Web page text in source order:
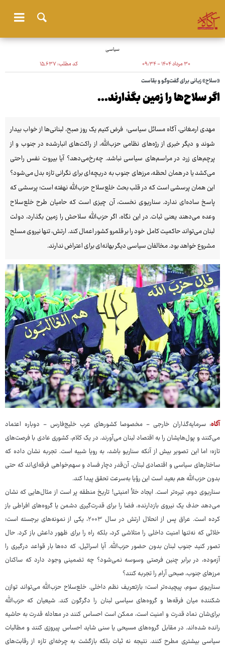
سیاسی
۳۰ مرداد ۱۴۰۴ - ۰۹:۳۴ کد مطلب:۱۵٬۶۳۷
«سلاح» زبانی برای گفت‌وگو و بقاست
اگر سلاح‌ها را زمین بگذارند...
مهدی ارمغانی، آگاه مسائل سیاسی: فرض کنیم یک روز صبح، لبنانی‌ها از خواب بیدار
شوند و دیگر خبری از رژه‌های نظامی حزب‌الله، از راکت‌های انبارشده در جنوب و از
پرچم‌های زرد در مراسم‌های سیاسی نباشد. چه‌رخ‌می‌دهد؟ آیا بیروت نفس راحتی
می‌کشد یا در همان لحظه، مرزهای جنوب به دریچه‌ای برای نگرانی تازه بدل می‌شود؟
این همان پرسشی است که در قلب بحث خلع‌سلاح حزب‌الله نهفته است؛ پرسشی که
پاسخ ساده‌ای ندارد. سناریوی نخست، آن چیزی است که حامیان طرح خلع‌سلاح
وعده می‌دهند یعنی ثبات. در این نگاه، اگر حزب‌الله سلاحش را زمین بگذارد، دولت
لبنان می‌تواند حاکمیت کامل خود را بر قلمرو کشور اعمال کند. ارتش، تنها نیروی مسلح
مشروع خواهد بود. مخالفان سیاسی دیگر بهانه‌ای برای اعتراض ندارند.
آگاه: سرمایه‌گذاران خارجی - مخصوصا کشورهای عرب خلیج‌فارس - دوباره اعتماد
می‌کنند و پول‌هایشان را به اقتصاد لبنان می‌آورند. در یک کلام، کشوری عادی با فرصت‌های
تازه؛ اما این تصویر بیش از آنکه سناریو باشد، به رویا شبیه است. تجربه نشان داده که
ساختارهای سیاسی و اقتصادی لبنان، آن‌قدر دچار فساد و سهم‌خواهی فرقه‌ای‌اند که حتی
بدون حزب‌الله هم بعید است این رؤیا به‌سرعت تحقق پیدا کند.
سناریوی دوم، تیره‌تر است. ایجاد خلأ امنیتی! تاریخ منطقه پر است از مثال‌هایی که نشان
می‌دهد حذف یک نیروی بازدارنده، فضا را برای قدرت‌گیری دشمن یا گروه‌های افراطی باز
کرده است. عراق پس از انحلال ارتش در سال ۲۰۰۳، یکی از نمونه‌های برجسته است؛
خلائی که نه‌تنها امنیت داخلی را متلاشی کرد، بلکه راه را برای ظهور داعش باز کرد. حال
تصور کنید جنوب لبنان بدون حضور حزب‌الله. آیا اسرائیل، که ده‌ها بار قواعد درگیری را
آزموده، در برابر چنین فرصتی وسوسه نمی‌شود؟ چه تضمینی وجود دارد که ساکنان
مرزهای جنوب، صبحی آرام را تجربه کنند؟
سناریوی سوم، پیچیده‌تر است؛ بازتعریف نظم داخلی. خلع‌سلاح حزب‌الله می‌تواند توازن
شکننده میان فرقه‌ها و گروه‌های سیاسی لبنان را دگرگون کند. شیعیان که حزب‌الله
برای‌شان نماد قدرت و امنیت است، ممکن است احساس کنند در معادله‌ قدرت به حاشیه
رانده شده‌اند. در مقابل گروه‌های مسیحی یا سنی شاید احساس پیروزی کنند و مطالبات
سیاسی بیشتری مطرح کنند. نتیجه نه ثبات بلکه بازگشت به چرخه‌ای تازه از رقابت‌های